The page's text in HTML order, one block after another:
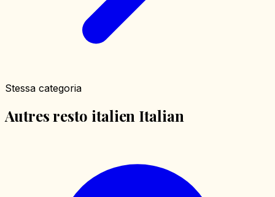
Stessa categoria
Autres resto italien Italian